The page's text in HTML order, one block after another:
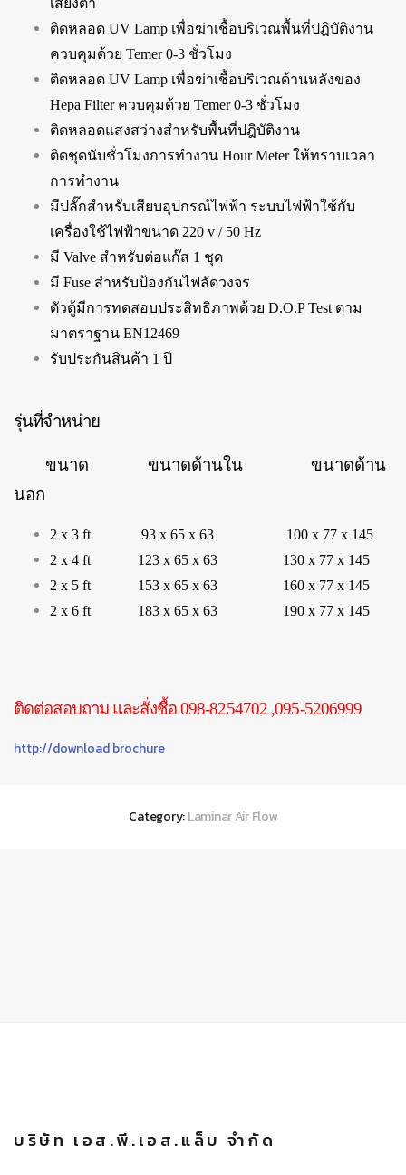
เสียงต่ำ
ติดหลอด UV Lamp เพื่อฆ่าเชื้อบริเวณพื้นที่ปฎิบัติงาน
ควบคุมด้วย Temer 0-3 ชั่วโมง
ติดหลอด UV Lamp เพื่อฆ่าเชื้อบริเวณด้านหลังของ
Hepa Filter ควบคุมด้วย Temer 0-3 ชั่วโมง
ติดหลอดแสงสว่างสำหรับพื้นที่ปฎิบัติงาน
ติดชุดนับชั่วโมงการทำงาน Hour Meter ให้ทราบเวลา
การทำงาน
มีปลั๊กสำหรับเสียบอุปกรณ์ไฟฟ้า ระบบไฟฟ้าใช้กับ
เครื่องใช้ไฟฟ้าขนาด 220 v / 50 Hz
มี Valve สำหรับต่อแก๊ส 1 ชุด
มี Fuse สำหรับป้องกันไฟลัดวงจร
ตัวตู้มีการทดสอบประสิทธิภาพด้วย D.O.P Test ตาม
มาตราฐาน EN12469
รับประกันสินค้า 1 ปี
รุ่นที่จำหน่าย
ขนาด ขนาดด้านใน ขนาดด้าน
นอก
2 x 3 ft 93 x 65 x 63 100 x 77 x 145
2 x 4 ft 123 x 65 x 63 130 x 77 x 145
2 x 5 ft 153 x 65 x 63 160 x 77 x 145
2 x 6 ft 183 x 65 x 63 190 x 77 x 145
ติดต่อสอบถาม และสั่งชื้อ 098-8254702 ,095-5206999
http://download brochure
Category:Laminar Air Flow
บริษัท เอส.พี.เอส.แล็บ จำกัด